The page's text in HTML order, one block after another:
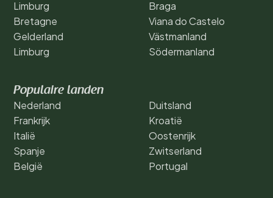
Limburg
Bretagne
Gelderland
Limburg
Braga
Viana do Castelo
Västmanland
Södermanland
Populaire landen
Nederland
Frankrijk
Italië
Spanje
België
Duitsland
Kroatië
Oostenrijk
Zwitserland
Portugal